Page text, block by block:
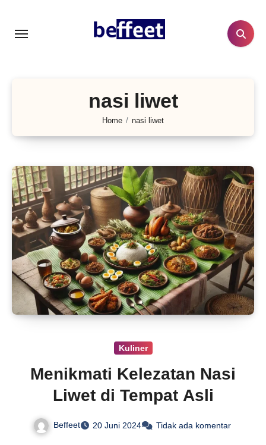
konten
nasi liwet
Home nasi liwet
Kuliner
Menikmati Kelezatan Nasi
Liwet di Tempat Asli
Beffeet 20 Juni 2024 Tidak ada komentar